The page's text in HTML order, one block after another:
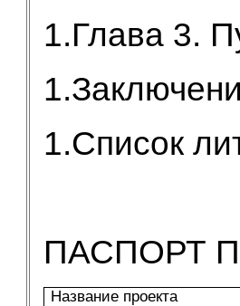
1.Глава 3.
1.Список
ПАСПОРТ
Название проекта